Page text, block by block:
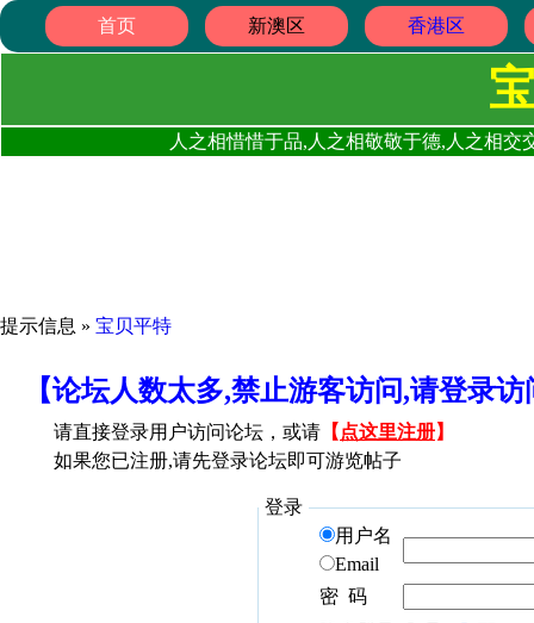
首页 新澳区 香港区
人之相惜惜于品,人之相敬敬于德,人之相
提示信息 » 宝贝平特
【论坛人数太多,禁止游客访问,请登录
请直接登录用户访问论坛，或请 【 点这里注册】
如果您已注册,请先登录论坛即可游览帖子
登录
用户名
Email
密 码